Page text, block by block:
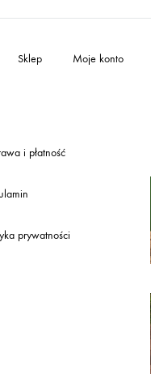
Sklep Moje konto
i płatność
prywatności